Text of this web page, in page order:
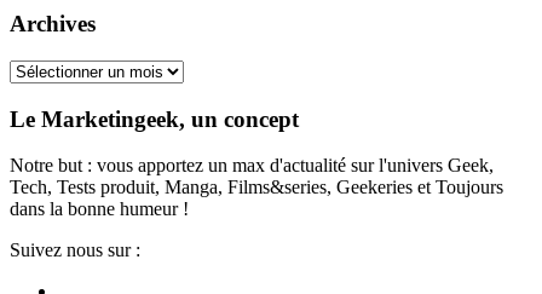
Archives
Archives
Le Marketingeek, un concept
Notre but : vous apportez un max d'actualité sur l'univers Geek,
Tech, Tests produit, Manga, Films&series, Geekeries et Toujours
dans la bonne humeur !
Suivez nous sur :